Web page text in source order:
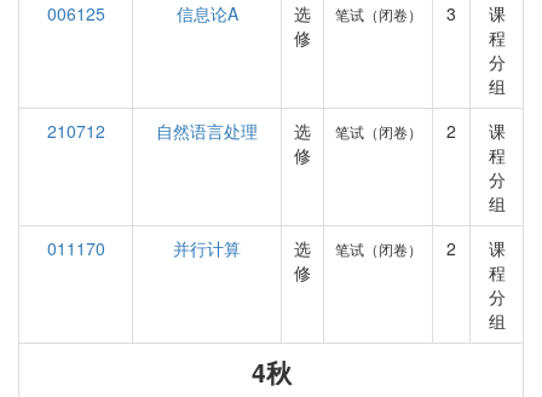
006125
信息论A
选
修
笔试（闭卷） 3
课
程
分
组
210712
自然语言处理
选
修
笔试（闭卷） 2
课
程
分
组
011170
并行计算
选
修
笔试（闭卷） 2
课
程
分
组
4秋